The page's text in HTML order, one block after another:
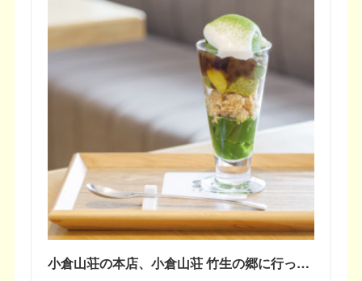
小倉山荘の本店、小倉山荘 竹生の郷に行ってみた！